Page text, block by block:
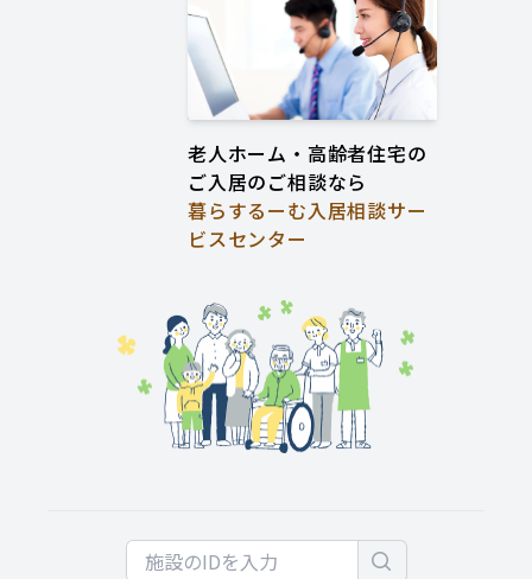
老人ホーム・高齢者住宅の
ご入居のご相談なら
暮らするーむ入居相談サー
ビスセンター